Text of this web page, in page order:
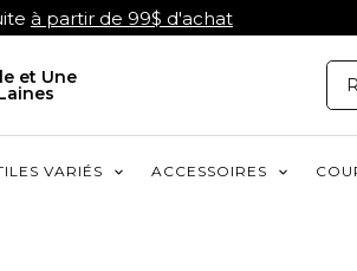
à partir de 99$ d'achat
VARIÉS ACCESSOIRES